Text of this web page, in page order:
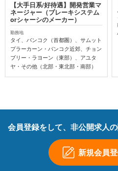
【大手日系/好待遇】開発営業マ
ネージャー（ブレーキシステム
orシャーシのメーカー）
勤務地
タイ、バンコク（首都圏）、サムット
プラーカーン・バンコク近郊、チョン
ブリー・ラヨーン（東部）、アユタ
ヤ・その他（北部・東北部・南部）
会員登録をして、非公開求人
新規会員登